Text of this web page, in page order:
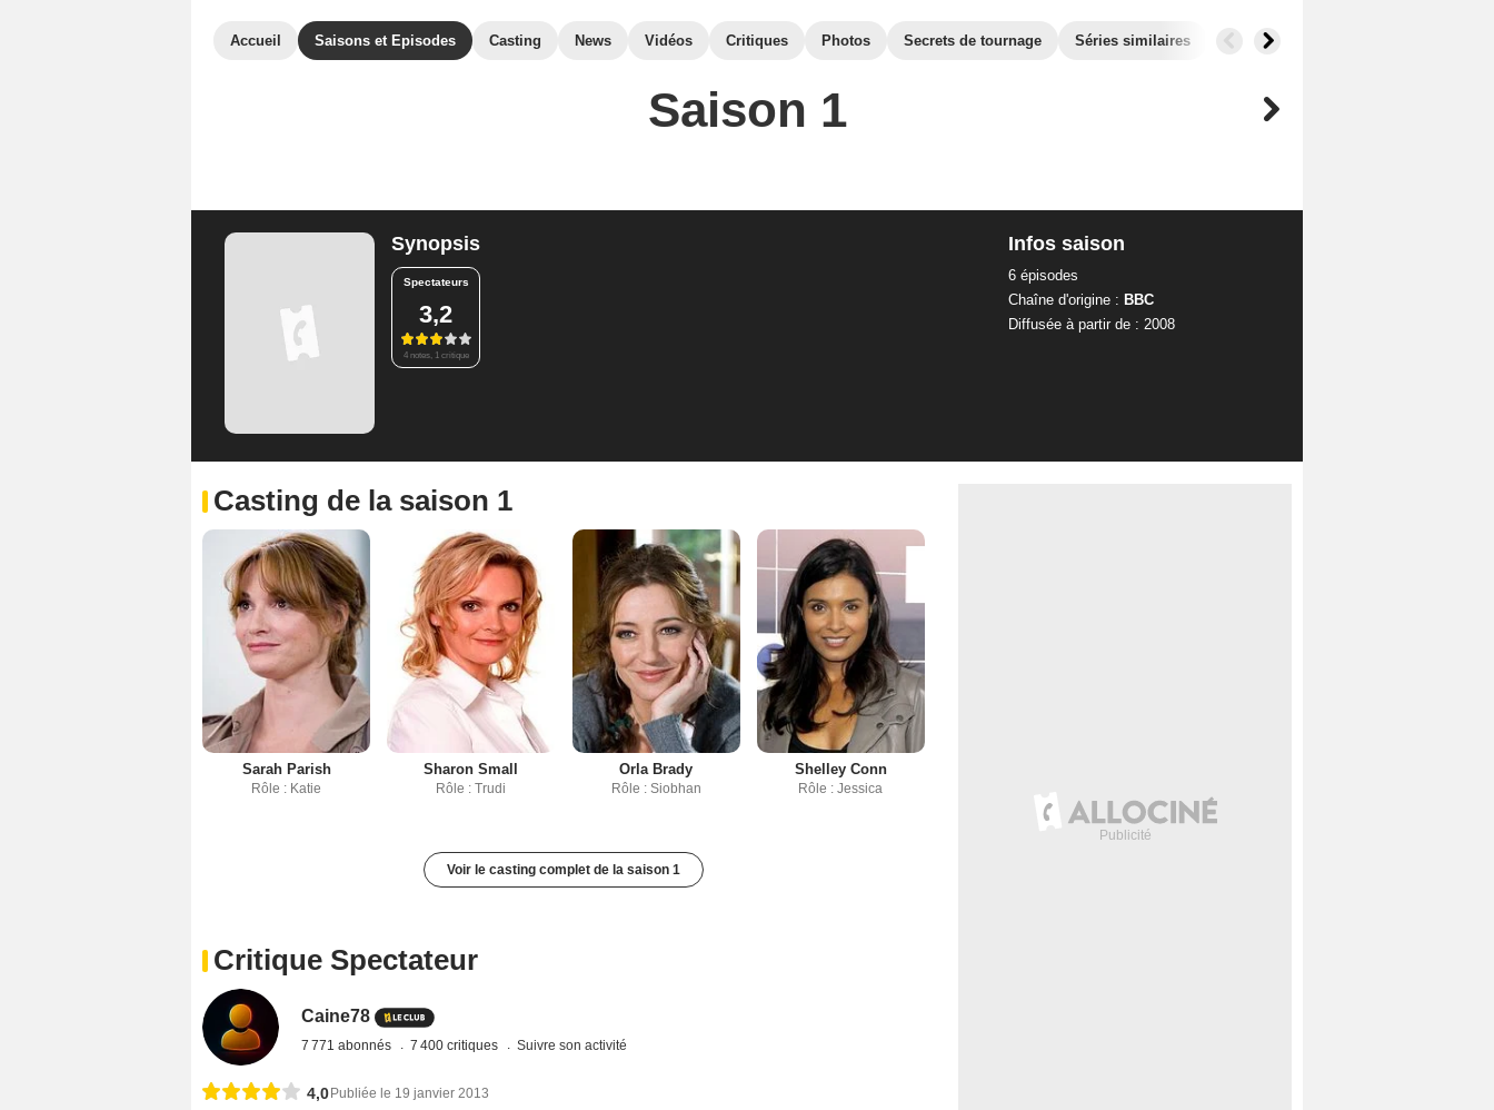
Accueil Saisons et Episodes Casting News Vidéos Critiques Photos Secrets de tournage Séries similaires
Saison 1
Synopsis
Spectateurs
3,2
4 notes, 1 critique
Infos saison
6 épisodes
Chaîne d'origine : BBC
Diffusée à partir de : 2008
Casting de la saison 1
Sarah Parish
Rôle : Katie
Sharon Small
Rôle : Trudi
Orla Brady
Rôle : Siobhan
Shelley Conn
Rôle : Jessica
Voir le casting complet de la saison 1
Critique Spectateur
Caine78
7 771 abonnés 7 400 critiques Suivre son activité
4,0 Publiée le 19 janvier 2013